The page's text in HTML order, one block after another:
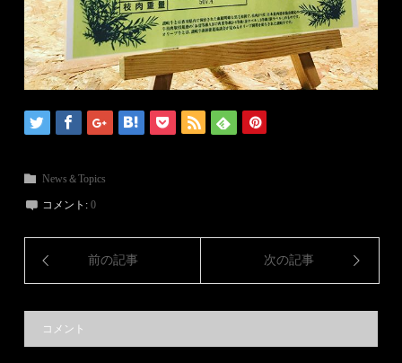
News＆Topics
コメント:0
前の記事 次の記事
コメント